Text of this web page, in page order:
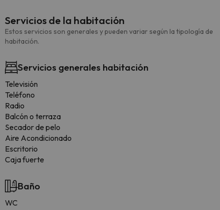
Servicios de la habitación
Estos servicios son generales y pueden variar según la tipología de
habitación.
Servicios generales habitación
Televisión
Teléfono
Radio
Balcón o terraza
Secador de pelo
Aire Acondicionado
Escritorio
Caja fuerte
Baño
WC